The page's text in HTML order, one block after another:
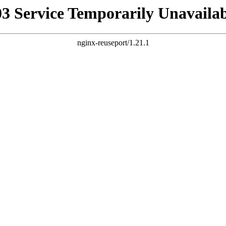
Service Temporarily
nginx-reuseport/1.21.1